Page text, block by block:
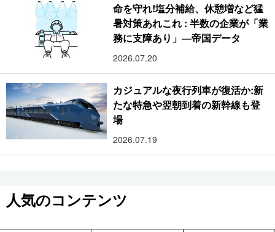
命を守れ!塩分補給、休憩増など猛
暑対策あれこれ : 半数の企業が「業
務に支障あり」―帝国データ
2026.07.20
カジュアルな夜行列車が復活か:新
たな特急や翌朝到着の新幹線も登
場
2026.07.19
人気のコンテンツ